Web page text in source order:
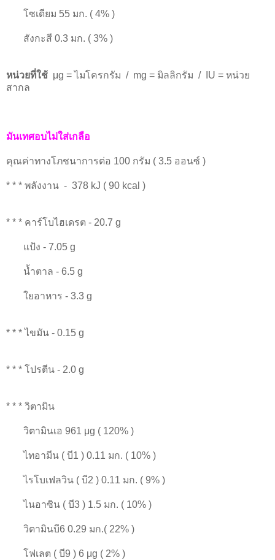
โซเดียม 55 มก. ( 4% )
สังกะสี 0.3 มก. ( 3% )
หน่วยที่ใช้ μg = ไมโครกรัม / mg = มิลลิกรัม / IU = หน่วย
สากล
มันเทศอบไม่ใส่เกลือ
คุณค่าทางโภชนาการต่อ 100 กรัม ( 3.5 ออนซ์ )
* * * พลังงาน - 378 kJ ( 90 kcal )
* * * คาร์โบไฮเดรต - 20.7 g
แป้ง - 7.05 g
น้ำตาล - 6.5 g
ใยอาหาร - 3.3 g
* * * ไขมัน - 0.15 g
* * * โปรตีน - 2.0 g
* * * วิตามิน
วิตามินเอ 961 μg ( 120% )
ไทอามีน ( บี1 ) 0.11 มก. ( 10% )
ไรโบเฟลวิน ( บี2 ) 0.11 มก. ( 9% )
ไนอาซิน ( บี3 ) 1.5 มก. ( 10% )
วิตามินบี6 0.29 มก.( 22% )
โฟเลต ( บี9 ) 6 μg ( 2% )